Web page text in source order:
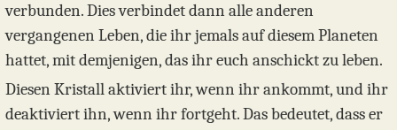
verbunden. Dies verbindet dann alle anderen
vergangenen Leben, die ihr jemals auf diesem Planeten
hattet, mit demjenigen, das ihr euch anschickt zu leben.
Diesen Kristall aktiviert ihr, wenn ihr ankommt, und ihr
deaktiviert ihn, wenn ihr fortgeht. Das bedeutet, dass er